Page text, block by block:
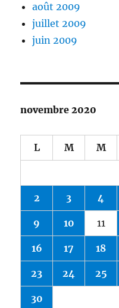
août 2009
juillet 2009
juin 2009
novembre 2020
L M M
2 3 4
9 10 11
16 17 18
23 24 25
30